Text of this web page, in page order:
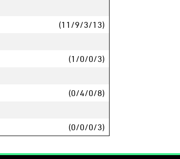
(11/9/3/13)
(1/0/0/3)
(0/4/0/8)
(0/0/0/3)